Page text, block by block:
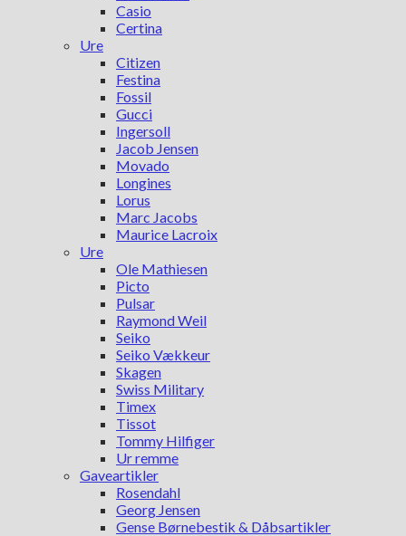
Casio
Certina
Ure
Citizen
Festina
Fossil
Gucci
Ingersoll
Jacob Jensen
Movado
Longines
Lorus
Marc Jacobs
Maurice Lacroix
Ure
Ole Mathiesen
Picto
Pulsar
Raymond Weil
Seiko
Seiko Vækkeur
Skagen
Swiss Military
Timex
Tissot
Tommy Hilfiger
Ur remme
Gaveartikler
Rosendahl
Georg Jensen
Gense Børnebestik & Dåbsartikler